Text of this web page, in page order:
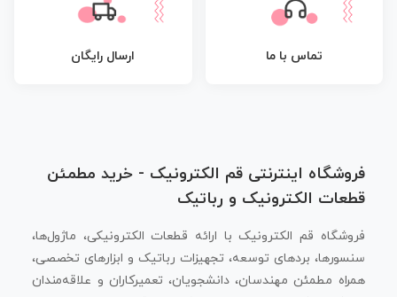
تماس با ما ارسال رایگان
فروشگاه اینترنتی قم الکترونیک - خرید مطمئن
قطعات الکترونیک و رباتیک
فروشگاه قم الکترونیک با ارائه قطعات الکترونیکی، ماژول‌ها،
سنسورها، بردهای توسعه، تجهیزات رباتیک و ابزارهای تخصصی،
همراه مطمئن مهندسان، دانشجویان، تعمیرکاران و علاقه‌مندان